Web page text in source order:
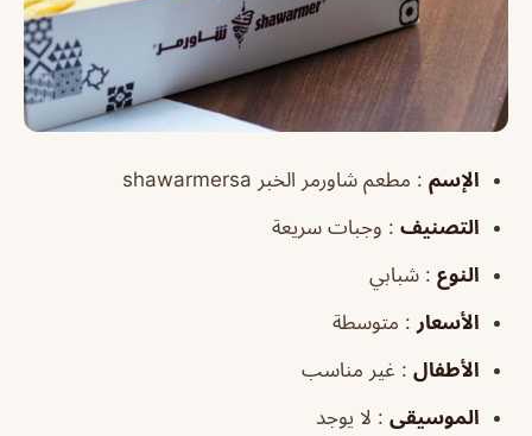
الإسم : مطعم شاورمر الخبر shawarmersa
التصنيف : وجبات سريعة
النوع : شبابي
الأسعار : متوسطة
الأطفال : غير مناسب
الموسيقى : لا يوجد